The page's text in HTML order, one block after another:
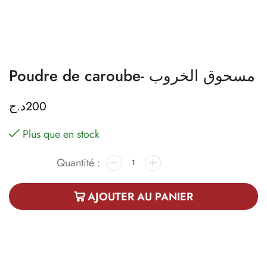
Poudre de caroube- مسحوق الخروب
200د.ج
Plus que en stock
AJOUTER AU PANIER